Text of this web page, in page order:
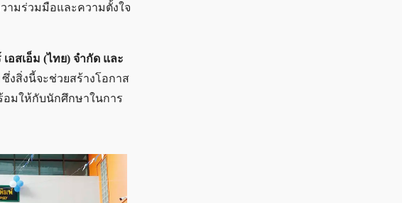
ามร่วมมือและความตั้งใจ
อสเอ็ม (ไทย) จำกัด และ
สิ่งนี้จะช่วยสร้างโอกาส
อมให้กับนักศึกษาในการ